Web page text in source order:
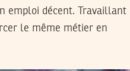
emploi décent. Travaillant
le même métier en